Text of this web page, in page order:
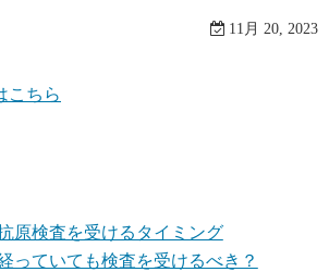
11月 20, 2023
こちら
原検査を受けるタイミング
っていても検査を受けるべき？